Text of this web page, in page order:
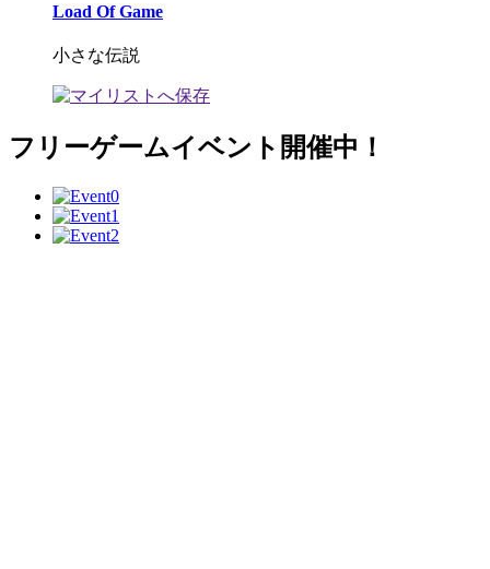
Load Of Game
小さな伝説
フリーゲームイベント開催中！